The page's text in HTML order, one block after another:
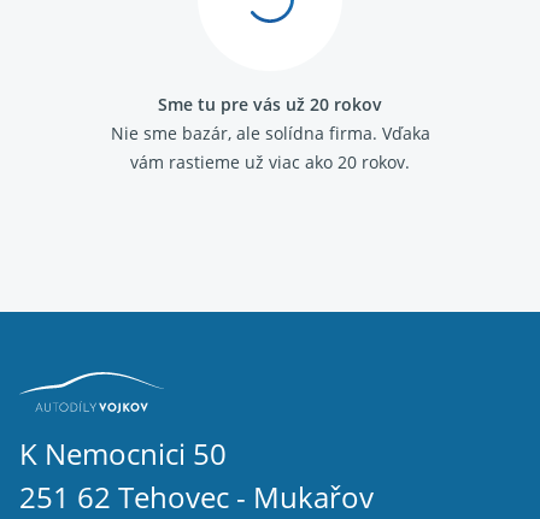
Sme tu pre vás už 20 rokov
Nie sme bazár, ale solídna firma. Vďaka
vám rastieme už viac ako 20 rokov.
K Nemocnici 50
251 62 Tehovec - Mukařov